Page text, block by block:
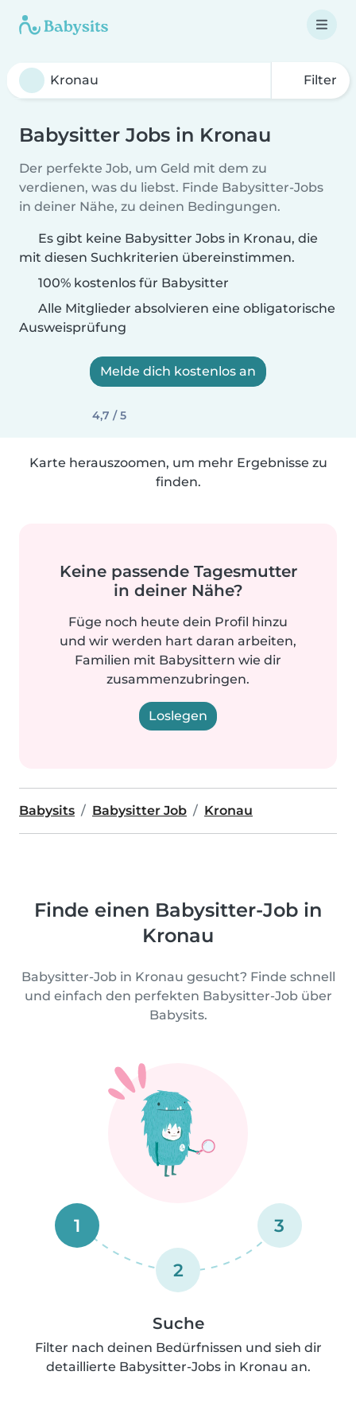
Filter
Babysitter Jobs in Kronau
Der perfekte Job, um Geld mit dem zu
verdienen, was du liebst. Finde Babysitter-Jobs
in deiner Nähe, zu deinen Bedingungen.
Es gibt keine Babysitter Jobs in Kronau, die
mit diesen Suchkriterien übereinstimmen.
100% kostenlos für Babysitter
Alle Mitglieder absolvieren eine obligatorische
Ausweisprüfung
Melde dich kostenlos an
4,7 / 5
Karte herauszoomen, um mehr Ergebnisse zu
finden.
Keine passende Tagesmutter
in deiner Nähe?
Füge noch heute dein Profil hinzu
und wir werden hart daran arbeiten,
Familien mit Babysittern wie dir
zusammenzubringen.
Loslegen
Babysits Babysitter Job Kronau
Finde einen Babysitter-Job in
Kronau
Babysitter-Job in Kronau gesucht? Finde schnell
und einfach den perfekten Babysitter-Job über
Babysits.
1
2
3
Suche
Filter nach deinen Bedürfnissen und sieh dir
detaillierte Babysitter-Jobs in Kronau an.